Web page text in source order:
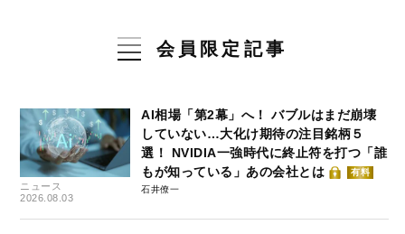
会員限定記事
ニュース
2026.08.03
AI相場「第2幕」へ！ バブルはまだ崩壊
していない…大化け期待の注目銘柄５
選！ NVIDIA一強時代に終止符を打つ「誰
もが知っている」あの会社とは
有料
石井僚一